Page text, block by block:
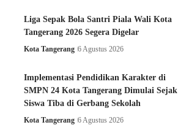
Liga Sepak Bola Santri Piala Wali Kota
Tangerang 2026 Segera Digelar
Kota Tangerang 6 Agustus 2026
Implementasi Pendidikan Karakter di
SMPN 24 Kota Tangerang Dimulai Sejak
Siswa Tiba di Gerbang Sekolah
Kota Tangerang 6 Agustus 2026